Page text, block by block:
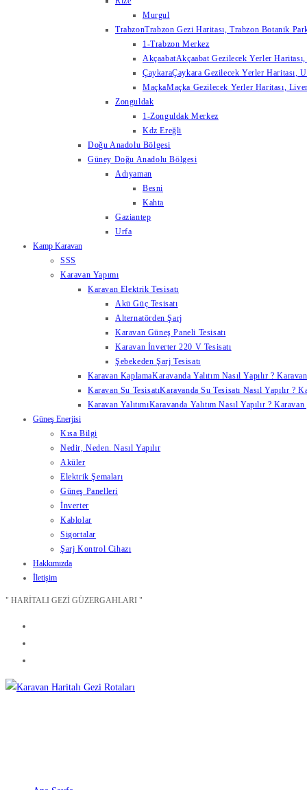
Murgul
TrabzonTrabzon Gezi Haritası, Trabzon Botanik
1-Trabzon Merkez
AkçaabatAkçaabat Gezilecek Yerler
ÇaykaraÇaykara Gezilecek Yerler Haritası,
MaçkaMaçka Gezilecek Yerler Haritası,
Zonguldak
1-Zonguldak Merkez
Kdz Ereğli
Doğu Anadolu Bölgesi
Güney Doğu Anadolu Bölgesi
Adıyaman
Besni
Kahta
Gaziantep
Urfa
Kamp Karavan
SSS
Karavan Yapımı
Karavan Elektrik Tesisatı
Akü Güç Tesisatı
Alternatörden Şarj
Karavan Güneş Paneli Tesisatı
Karavan İnverter 220 V Tesisatı
Şebekeden Şarj Tesisatı
Karavan KaplamaKaravanda Yalıtım Nasıl Yapılır ?
Karavan Su TesisatıKaravanda Su Tesisatı Nasıl Yapılır ?
Karavan YalıtımıKaravanda Yalıtım Nasıl Yapılır ?
Güneş Enerjisi
Kısa Bilgi
Nedir, Neden. Nasıl Yapılır
Aküler
Elektrik Şemaları
Güneş Panelleri
İnverter
Kablolar
Sigortalar
Şarj Kontrol Cihazı
Hakkımızda
İletişim
" HARİTALI GEZİ GÜZERGAHLARI "